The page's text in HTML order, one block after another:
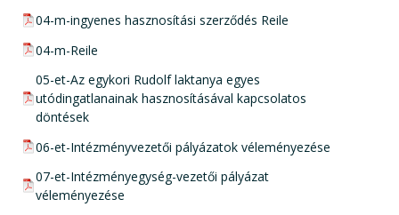
pdf csatolmány:
04-m-ingyenes hasznosítási szerződés Reile
pdf csatolmány:
04-m-Reile
pdf csatolmány:
05-et-Az egykori Rudolf laktanya egyes
utódingatlanainak hasznosításával kapcsolatos
döntések
pdf csatolmány:
06-et-Intézményvezetői pályázatok véleményezése
pdf csatolmány:
07-et-Intézményegység-vezetői pályázat
véleményezése